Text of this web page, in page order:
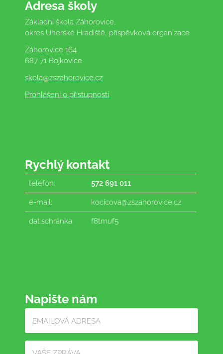
Adresa školy
Základní škola Záhorovice,
okres Uherské Hradiště, příspěvková organizace
Záhorovice 164
687 71 Bojkovice
skola@zszahorovice.cz
Prohlášení o přístupnosti
Rychlý kontakt
telefon: 572 691 011
e-mail: kocicova@zszahorovice.cz
dat.schránka f8tmuf5
Napište nám